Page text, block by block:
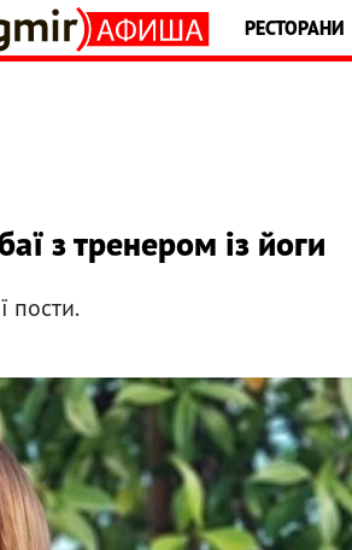
РЕСТОРАНИ
з тренером із йоги
пости.